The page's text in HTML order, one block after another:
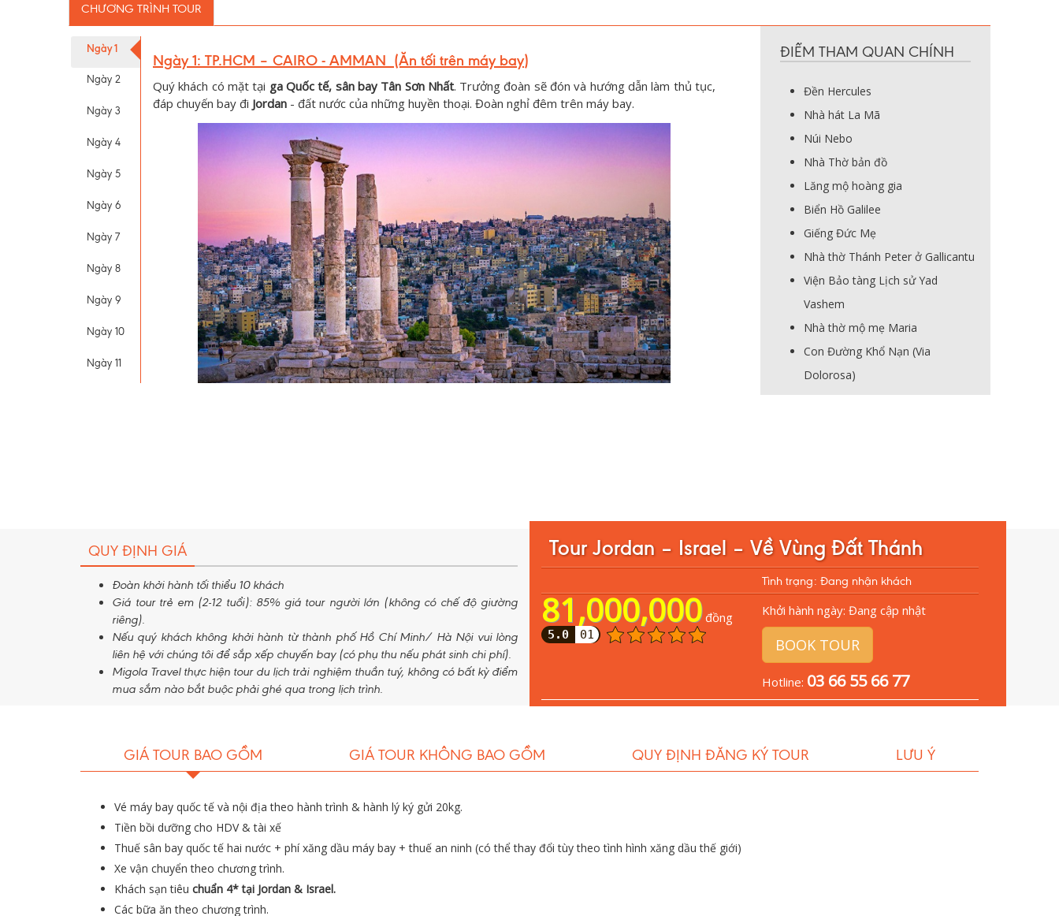
CHƯƠNG TRÌNH TOUR
Ngày 1
Ngày 2
Ngày 3
Ngày 4
Ngày 5
Ngày 6
Ngày 7
Ngày 8
Ngày 9
Ngày 10
Ngày 11
Ngày 1: TP.HCM – CAIRO - AMMAN (Ăn tối trên máy bay)
Quý khách có mặt tại ga Quốc tế, sân bay Tân Sơn Nhất. Trưởng đoàn sẽ đón và hướng dẫn làm thủ tục,
đáp chuyến bay đi Jordan - đất nước của những huyền thoại. Đoàn nghỉ đêm trên máy bay.
ĐIỂM THAM QUAN CHÍNH
Đền Hercules
Nhà hát La Mã
Núi Nebo
Nhà Thờ bản đồ
Lăng mộ hoàng gia
Biển Hồ Galilee
Giếng Đức Mẹ
Nhà thờ Thánh Peter ở Gallicantu
Viện Bảo tàng Lịch sử Yad
Vashem
Nhà thờ mộ mẹ Maria
Con Đường Khổ Nạn (Via
Dolorosa)
QUY ĐỊNH GIÁ
Đoàn khởi hành tối thiểu 10 khách
Giá tour trẻ em (2-12 tuổi): 85% giá tour người lớn (không có chế độ giường
riêng).
Nếu quý khách không khởi hành từ thành phố Hồ Chí Minh/ Hà Nội vui lòng
liên hệ với chúng tôi để sắp xếp chuyến bay (có phụ thu nếu phát sinh chi phí).
Migola Travel thực hiện tour du lịch trải nghiệm thuần tuý, không có bất kỳ điểm
mua sắm nào bắt buộc phải ghé qua trong lịch trình.
Tour Jordan – Israel – Về Vùng Đất Thánh
Tình trạng: Đang nhận khách
81,000,000đồng
5.0 01
Khởi hành ngày: Đang cập nhật
BOOK TOUR
Hotline: 03 66 55 66 77
GIÁ TOUR BAO GỒM GIÁ TOUR KHÔNG BAO GỒM QUY ĐỊNH ĐĂNG KÝ TOUR LƯU Ý
Vé máy bay quốc tế và nội địa theo hành trình & hành lý ký gửi 20kg.
Tiền bồi dưỡng cho HDV & tài xế
Thuế sân bay quốc tế hai nước + phí xăng dầu máy bay + thuế an ninh (có thể thay đổi tùy theo tình hình xăng dầu thế giới)
Xe vận chuyển theo chương trình.
Khách sạn tiêu chuẩn 4* tại Jordan & Israel.
Các bữa ăn theo chương trình.